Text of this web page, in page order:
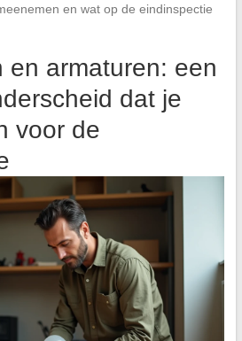
en wat op de eindinspectie
en armaturen: een
dat je
voor de